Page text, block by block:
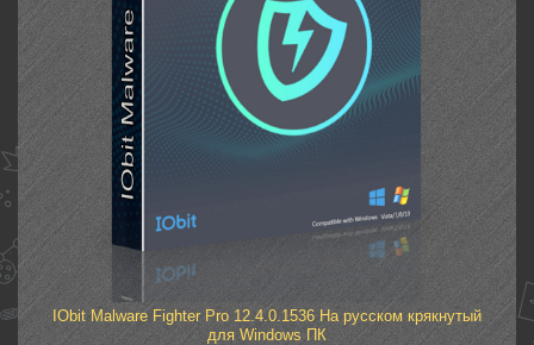
IObit Malware Fighter Pro 12.4.0.1536 На русском крякнутый
для Windows ПК